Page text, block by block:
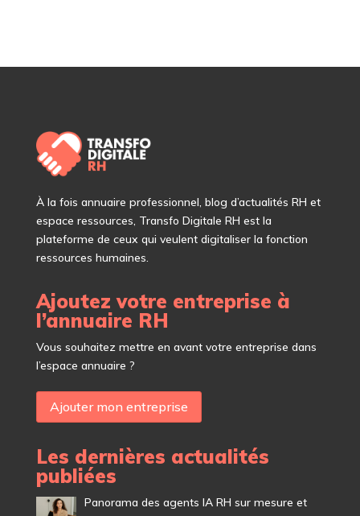
Àla fois annuaire professionnel, blog d’actualités RH et
espace ressources, Transfo Digitale RH est la
plateforme de ceux qui veulent digitaliser la fonction
ressources humaines.
Ajoutez votre entreprise à
l’annuaire RH
Vous souhaitez mettre en avant votre entreprise dans
l’espace annuaire ?
Ajouter mon entreprise
Les dernières actualités
publiées
Panorama des agents IA RH sur mesure et